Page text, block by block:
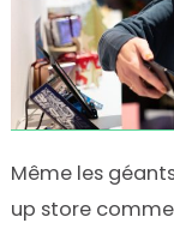
Même les
up store